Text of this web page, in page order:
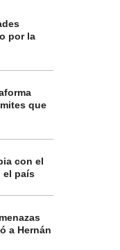
por la
que
con el
el país
a Hernán